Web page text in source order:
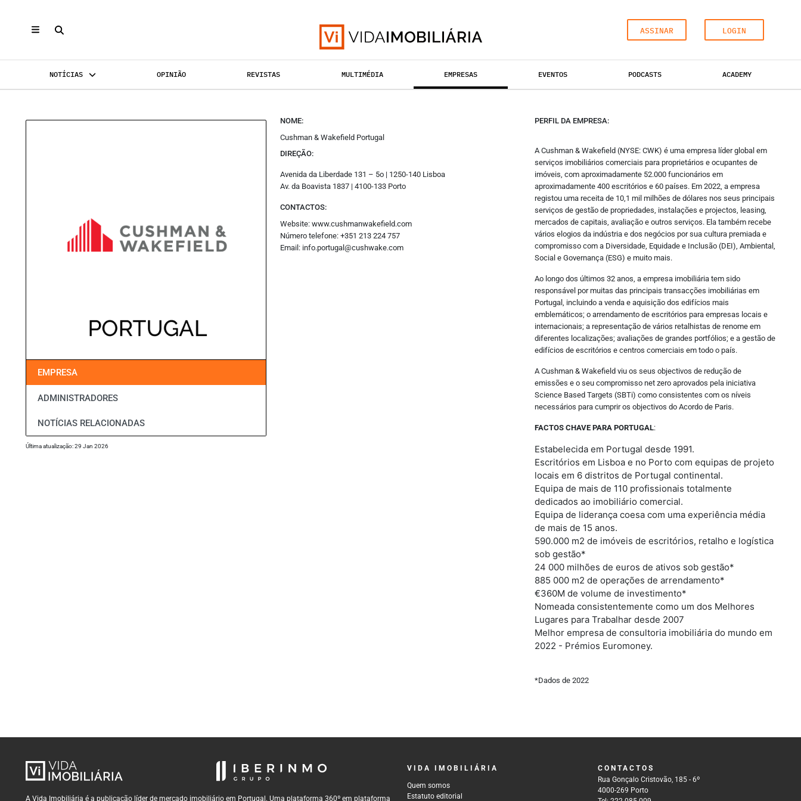
ASSINAR LOGIN
NOTÍCIAS OPINIÃO REVISTAS MULTIMÉDIA EMPRESAS EVENTOS PODCASTS ACADEMY
Escritórios
Habitação
Confidencial Imobiliário
Empreendimentos
Promoção Imobiliária
Opinião
Revistas
Eventos
Academy
Facebook
Instagram
Twitter
Flickr
Estatuto Editorial
EMPRESA
ADMINISTRADORES
NOTÍCIAS RELACIONADAS
Última atualização: 29 Jan 2026
NOME:
Cushman & Wakefield Portugal
DIREÇÃO:
Avenida da Liberdade 131 – 5o | 1250-140 Lisboa
Av. da Boavista 1837 | 4100-133 Porto
CONTACTOS:
Website: www.cushmanwakefield.com
Número telefone: +351 213 224 757
Email: info.portugal@cushwake.com
PERFIL DA EMPRESA:
A Cushman & Wakefield (NYSE: CWK) é uma empresa líder global em
serviços imobiliários comerciais para proprietários e ocupantes de
imóveis, com aproximadamente 52.000 funcionários em
aproximadamente 400 escritórios e 60 países. Em 2022, a empresa
registou uma receita de 10,1 mil milhões de dólares nos seus principais
serviços de gestão de propriedades, instalações e projectos, leasing,
mercados de capitais, avaliação e outros serviços. Ela também recebe
vários elogios da indústria e dos negócios por sua cultura premiada e
compromisso com a Diversidade, Equidade e Inclusão (DEI), Ambiental,
Social e Governança (ESG) e muito mais.
Ao longo dos últimos 32 anos, a empresa imobiliária tem sido
responsável por muitas das principais transacções imobiliárias em
Portugal, incluindo a venda e aquisição dos edifícios mais
emblemáticos; o arrendamento de escritórios para empresas locais e
internacionais; a representação de vários retalhistas de renome em
diferentes localizações; avaliações de grandes portfólios; e a gestão de
edifícios de escritórios e centros comerciais em todo o país.
A Cushman & Wakefield viu os seus objectivos de redução de
emissões e o seu compromisso net zero aprovados pela iniciativa
Science Based Targets (SBTi) como consistentes com os níveis
necessários para cumprir os objectivos do Acordo de Paris.
FACTOS CHAVE PARA PORTUGAL:
Estabelecida em Portugal desde 1991.
Escritórios em Lisboa e no Porto com equipas de projeto
locais em 6 distritos de Portugal continental.
Equipa de mais de 110 profissionais totalmente
dedicados ao imobiliário comercial.
Equipa de liderança coesa com uma experiência média
de mais de 15 anos.
590.000 m2 de imóveis de escritórios, retalho e logística
sob gestão*
24 000 milhões de euros de ativos sob gestão*
885 000 m2 de operações de arrendamento*
€360M de volume de investimento*
Nomeada consistentemente como um dos Melhores
Lugares para Trabalhar desde 2007
Melhor empresa de consultoria imobiliária do mundo em
2022 - Prémios Euromoney.
*Dados de 2022
A Vida Imobiliária é a publicação líder de mercado imobiliário em Portugal. Uma plataforma 360º em plataforma
VIDA IMOBILIÁRIA
Quem somos
Estatuto editorial
CONTACTOS
Rua Gonçalo Cristovão, 185 - 6º
4000-269 Porto